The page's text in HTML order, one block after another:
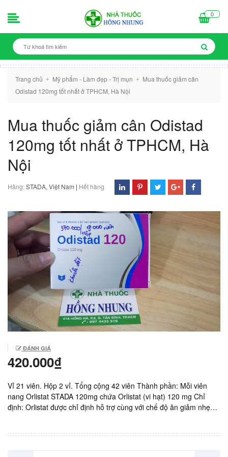
0
Trang chủ + Mỹ phẩm - Làm đẹp - Trị mụn +
Mua thuốc giảm cân
Odistad 120mg tốt nhất ở TPHCM, Hà Nội
Mua thuốc giảm cân Odistad
120mg tốt nhất ở TPHCM, Hà
Nội
Hãng:STADA, Việt Nam | Hết hàng
ĐÁNH GIÁ
420.000₫
Vỉ 21 viên. Hộp 2 vỉ. Tổng cộng 42 viên Thành phần: Mỗi viên
nang Orlistat STADA 120mg chứa Orlistat (vi hạt) 120 mg Chỉ
định: Orlistat được chỉ định hỗ trợ cùng với chế độ ăn giảm nhẹ
(BMI ≥ 27 kg/m²) kèm theo các yếu tố nguy cơ (như cao huyết áp,